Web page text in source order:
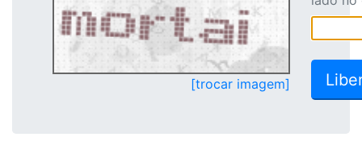
[trocar imagem]